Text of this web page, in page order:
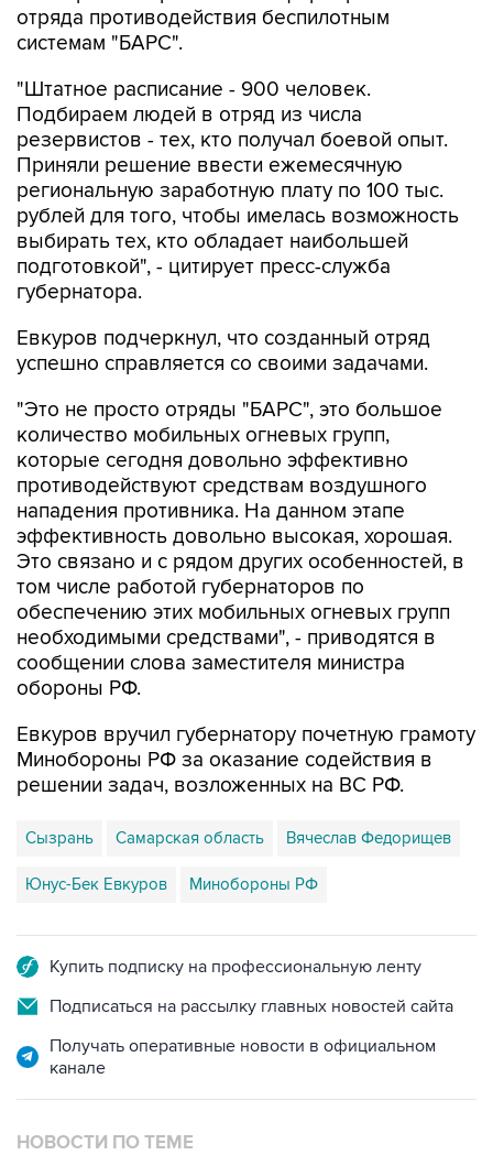
отряда противодействия беспилотным
системам "БАРС".
"Штатное расписание - 900 человек.
Подбираем людей в отряд из числа
резервистов - тех, кто получал боевой опыт.
Приняли решение ввести ежемесячную
региональную заработную плату по 100 тыс.
рублей для того, чтобы имелась возможность
выбирать тех, кто обладает наибольшей
подготовкой", - цитирует пресс-служба
губернатора.
Евкуров подчеркнул, что созданный отряд
успешно справляется со своими задачами.
"Это не просто отряды "БАРС", это большое
количество мобильных огневых групп,
которые сегодня довольно эффективно
противодействуют средствам воздушного
нападения противника. На данном этапе
эффективность довольно высокая, хорошая.
Это связано и с рядом других особенностей, в
том числе работой губернаторов по
обеспечению этих мобильных огневых групп
необходимыми средствами", - приводятся в
сообщении слова заместителя министра
обороны РФ.
Евкуров вручил губернатору почетную грамоту
Минобороны РФ за оказание содействия в
решении задач, возложенных на ВС РФ.
Сызрань Самарская область Вячеслав Федорищев
Юнус-Бек Евкуров Минобороны РФ
Купить подписку на профессиональную ленту
Подписаться на рассылку главных новостей сайта
Получать оперативные новости в официальном
канале
НОВОСТИ ПО ТЕМЕ